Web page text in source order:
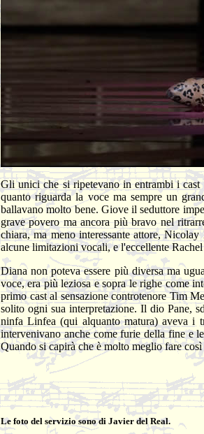
Gli unici che si ripetevano in entrambi i
quanto riguarda la voce ma sempre un
ballavano molto bene. Giove il seduttore
grave povero ma ancora più bravo nel
chiara, ma meno interessante attore,
alcune limitazioni vocali, e l'eccellente
Diana non poteva essere più diversa ma
voce, era più leziosa e sopra le righe come
primo cast al sensazione controtenore Tim
solito ogni sua interpretazione. Il dio Pane,
ninfa Linfea (qui alquanto matura) aveva i
intervenivano anche come furie della fine e
Quando si capirà che è molto meglio fare
Le foto del servizio sono di Javier del Real.